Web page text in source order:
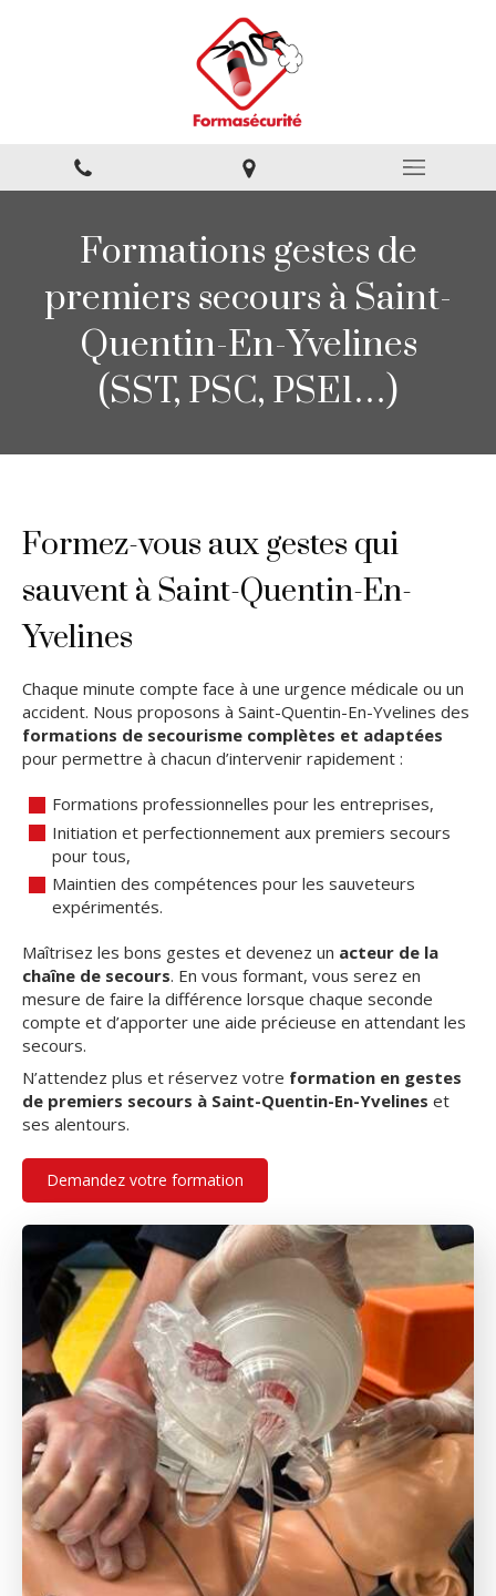
Formations gestes de
premiers secours à Saint-
Quentin-En-Yvelines
(SST, PSC, PSE1…)
Formez-vous aux gestes qui
sauvent à Saint-Quentin-En-
Yvelines
Chaque minute compte face à une urgence médicale ou un
accident. Nous proposons à Saint-Quentin-En-Yvelines des
formations de secourisme complètes et adaptées
pour permettre à chacun d’intervenir rapidement :
Formations professionnelles pour les entreprises,
Initiation et perfectionnement aux premiers secours
pour tous,
Maintien des compétences pour les sauveteurs
expérimentés.
Maîtrisez les bons gestes et devenez un acteur de la
chaîne de secours. En vous formant, vous serez en
mesure de faire la différence lorsque chaque seconde
compte et d’apporter une aide précieuse en attendant les
secours.
N’attendez plus et réservez votre formation en gestes
de premiers secours à Saint-Quentin-En-Yvelines et
ses alentours.
Demandez votre formation